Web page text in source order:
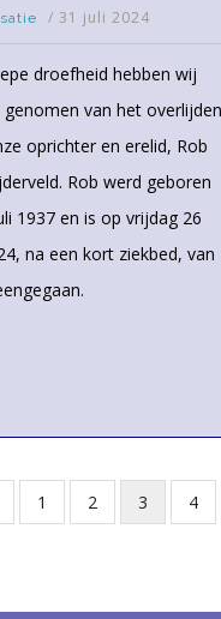
/ 31 juli 2024
droefheid hebben wij
genomen van het overlijden
oprichter en erelid, Rob
Rob werd geboren
1937 en is op vrijdag 26
na een kort ziekbed, van
Pagina
1 Pagina
2
Huidige
pagina
3 4